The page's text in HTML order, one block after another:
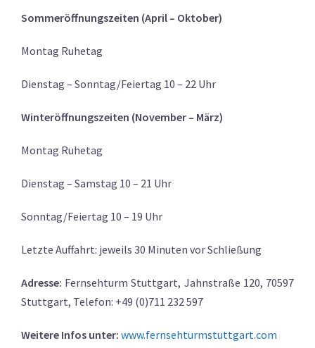
Sommeröffnungszeiten (April – Oktober)
Montag Ruhetag
Dienstag – Sonntag/Feiertag 10 – 22 Uhr
Winteröffnungszeiten (November – März)
Montag Ruhetag
Dienstag – Samstag 10 – 21 Uhr
Sonntag/Feiertag 10 – 19 Uhr
Letzte Auffahrt: jeweils 30 Minuten vor Schließung
Adresse: Fernsehturm Stuttgart, Jahnstraße 120, 70597
Stuttgart, Telefon: +49 (0)711 232 597
Weitere Infos unter: www.fernsehturmstuttgart.com